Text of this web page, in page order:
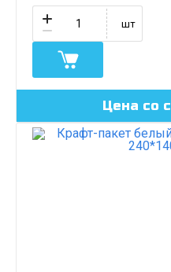
шт
Цена со